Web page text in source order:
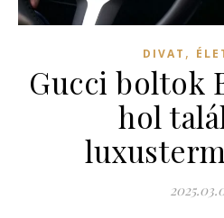
DIVAT ,
Gucci boltok
hol